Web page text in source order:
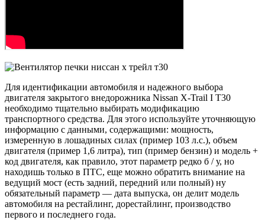
Для идентификации автомобиля и надежного выбора
двигателя закрытого внедорожника Nissan X-Trail I T30
необходимо тщательно выбирать модификацию
транспортного средства. Для этого используйте уточняющую
информацию с данными, содержащими: мощность,
измеренную в лошадиных силах (пример 103 л.с.), объем
двигателя (пример 1,6 литра), тип (пример бензин) и модель +
код двигателя, как правило, этот параметр редко б / у, но
находишь только в ПТС, еще можно обратить внимание на
ведущий мост (есть задний, передний или полный) ну
обязательный параметр — дата выпуска, он делит модель
автомобиля на рестайлинг, дорестайлинг, производство
первого и последнего года.